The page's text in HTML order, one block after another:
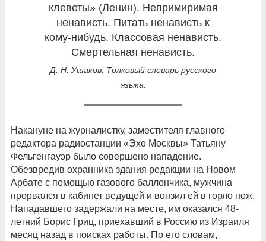
клеветы» (Ленин). Непримиримая
ненависть. Питать ненависть к
кому-нибудь. Классовая ненависть.
Смертельная ненависть.
Д. Н. Ушаков. Толковый словарь русского
языка.
Накануне на журналистку, заместителя главного
редактора радиостанции «Эхо Москвы» Татьяну
Фельгенгауэр было совершено нападение.
Обезвредив охранника здания редакции на Новом
Арбате с помощью газового баллончика, мужчина
прорвался в кабинет ведущей и вонзил ей в горло нож.
Нападавшего задержали на месте, им оказался 48-
летний Борис Гриц, приехавший в Россию из Израиля
месяц назад в поисках работы. По его словам,